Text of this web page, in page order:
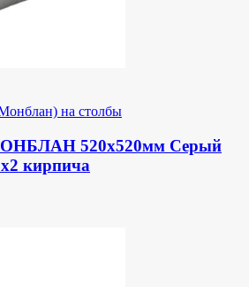
на столбы
520х520мм Серый
кирпича